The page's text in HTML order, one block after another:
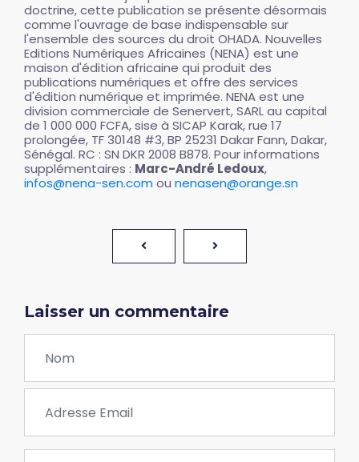
doctrine, cette publication se présente désormais
comme l'ouvrage de base indispensable sur
l'ensemble des sources du droit OHADA. Nouvelles
Editions Numériques Africaines (NENA) est une
maison d'édition africaine qui produit des
publications numériques et offre des services
d'édition numérique et imprimée. NENA est une
division commerciale de Senervert, SARL au capital
de 1 000 000 FCFA, sise à SICAP Karak, rue 17
prolongée, TF 30148 #3, BP 25231 Dakar Fann, Dakar,
Sénégal. RC : SN DKR 2008 B878. Pour informations
supplémentaires : Marc-André Ledoux,
infos@nena-sen.comou nenasen@orange.sn
Laisser un commentaire